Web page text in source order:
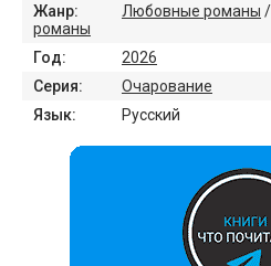
Жанр: Любовные романы /
романы
Год:
2026
Серия:
Очарование
Язык:
Русский